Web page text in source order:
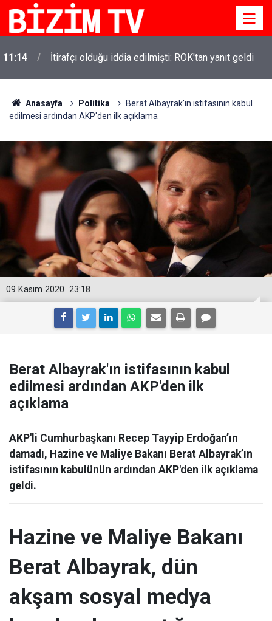
11:14 İtirafçı olduğu iddia edilmişti: ROK'tan yanıt geldi
Anasayfa Politika
Berat Albayrak'ın istifasının kabul
edilmesi ardından AKP'den ilk açıklama
23:18
09 Kasım 2020
Berat Albayrak'ın istifasının kabul
edilmesi ardından AKP'den ilk
açıklama
AKP'li Cumhurbaşkanı Recep Tayyip Erdoğan’ın
damadı, Hazine ve Maliye Bakanı Berat Albayrak’ın
istifasının kabulünün ardından AKP'den ilk açıklama
geldi.
Hazine ve Maliye Bakanı
Berat Albayrak, dün
akşam sosyal medya